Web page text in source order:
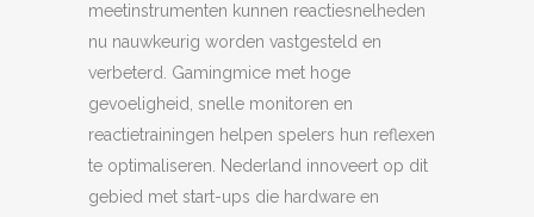
meetinstrumenten kunnen reactiesnelheden
nu nauwkeurig worden vastgesteld en
verbeterd. Gamingmice met hoge
gevoeligheid, snelle monitoren en
reactietrainingen helpen spelers hun reflexen
te optimaliseren. Nederland innoveert op dit
gebied met start-ups die hardware en